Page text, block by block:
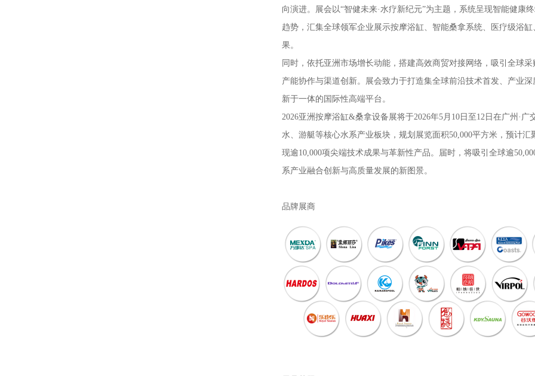
向演进。展会以“智健未来·水疗新纪元”为主题，系统呈现智能健康
趋势，汇集全球领军企业展示按摩浴缸、智能桑拿系统、医疗级浴
果。
同时，依托亚洲市场增长动能，搭建高效商贸对接网络，吸引全球
产能协作与渠道创新。展会致力于打造集全球前沿技术首发、产业
新于一体的国际性高端平台。
2026亚洲按摩浴缸&桑拿设备展将于2026年5月10日至12日在广州·
水、游艇等核心水系产业板块，规划展览面积50,000平方米，预计
现逾10,000项尖端技术成果与革新性产品。届时，将吸引全球逾
系产业融合创新与高质量发展的新图景。
品牌展商